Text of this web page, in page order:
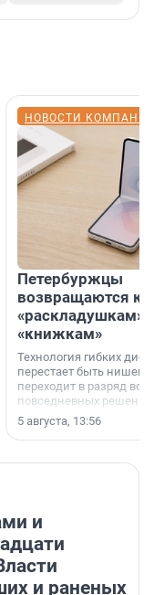
НОВОСТИ
Петербуржцы
возвращаются к
«раскладушкам»
«книжкам»
Технология гибких
перестает быть
переходит в разряд
повседневных
5 августа, 13:56
и
и раненых